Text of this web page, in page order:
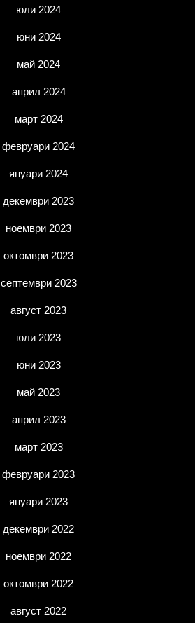
юли 2024
юни 2024
май 2024
април 2024
март 2024
февруари 2024
януари 2024
декември 2023
ноември 2023
октомври 2023
септември 2023
август 2023
юли 2023
юни 2023
май 2023
април 2023
март 2023
февруари 2023
януари 2023
декември 2022
ноември 2022
октомври 2022
август 2022